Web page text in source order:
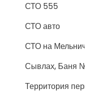
СТО 555
СТО авто
СТО на
Сывлах, Баня
Территория